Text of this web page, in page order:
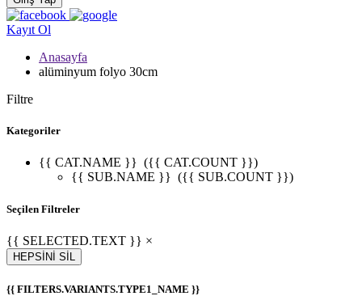
Kayıt Ol
Anasayfa
alüminyum folyo 30cm
Filtre
Kategoriler
{{ CAT.NAME }} ({{ CAT.COUNT }})
{{ SUB.NAME }} ({{ SUB.COUNT }})
Seçilen Filtreler
{{ SELECTED.TEXT }} ×
HEPSİNİ SİL
{{ FILTERS.VARIANTS.TYPE1_NAME }}